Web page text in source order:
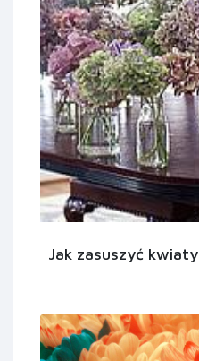
Jak zasuszyć kwiaty